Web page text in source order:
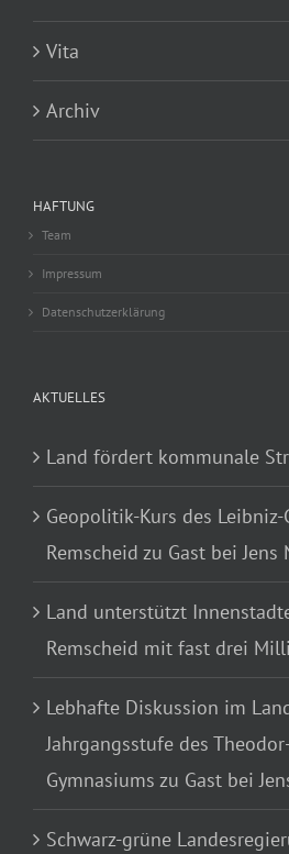
Vita
Archiv
HAFTUNG
Team
Impressum
Datenschutzerklärung
AKTUELLES
Land fördert kommunale
Geopolitik-Kurs des Leibniz-
Remscheid zu Gast bei Jens
Land unterstützt
Remscheid mit fast drei
Lebhafte Diskussion im
Jahrgangsstufe des
Gymnasiums zu Gast bei
Schwarz-grüne